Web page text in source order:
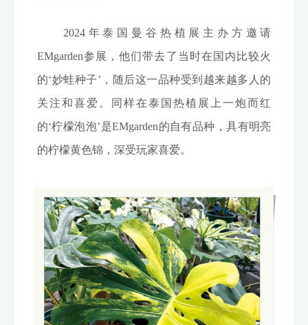
2024年泰国曼谷热植展主办方邀请
EMgarden参展，他们带去了当时在国内比较火
的‘妙蛙种子’，随后这一品种受到越来越多人的
关注和喜爱。同样在泰国热植展上一炮而红
的‘柠檬泡泡’是EMgarden的自有品种，具有明亮
的柠檬黄色锦，深受玩家喜爱。